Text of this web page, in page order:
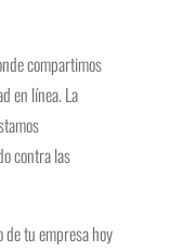
compartimos
en línea. La
contra las
tu empresa hoy